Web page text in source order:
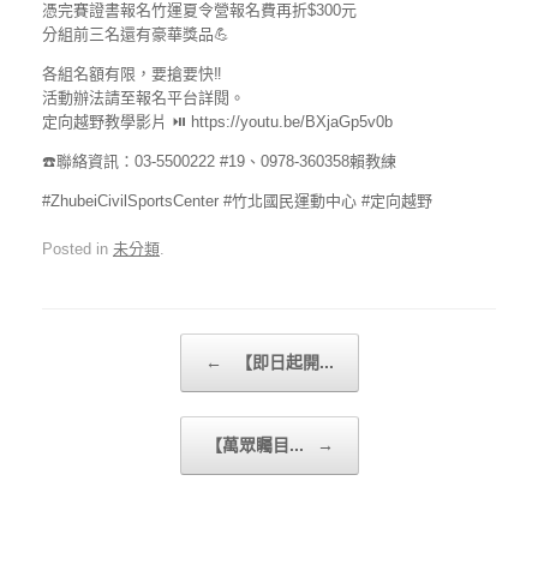
憑完賽證書報名竹運夏令營報名費再折$300元
分組前三名還有豪華獎品💪
各組名額有限，要搶要快‼️
活動辦法請至報名平台詳閱。
定向越野教學影片 ⏯ https://youtu.be/BXjaGp5v0b
☎️聯絡資訊：03-5500222 #19、0978-360358賴教練
#ZhubeiCivilSportsCenter #竹北國民運動中心 #定向越野
Posted in 未分類
← 【即日起開...
【萬眾矚目... →